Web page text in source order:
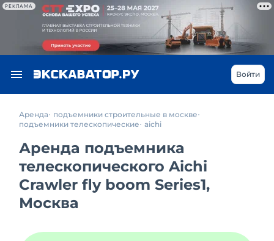
РЕКЛАМА
Войти
Аренда
подъемники строительные в москве
подъемники телескопические aichi
Аренда подъемника
телескопического Aichi
Crawler fly boom Series1,
Москва